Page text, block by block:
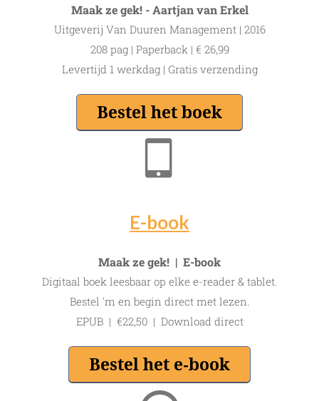
Maak ze gek! - Aartjan van Erkel
Uitgeverij Van Duuren Management | 2016
208 pag | Paperback | € 26,99
Levertijd 1 werkdag | Gratis verzending
E-book
Maak ze gek! | E-book
Digitaal boek leesbaar op elke e-reader & tablet.
Bestel 'm en begin direct met lezen.
EPUB | €22,50 | Download direct